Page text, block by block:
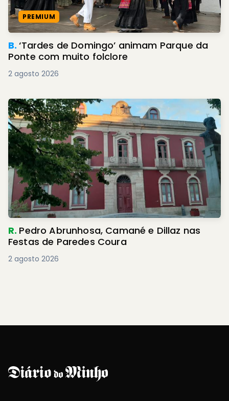
PREMIUM
B.‘Tardes de Domingo’ animam Parque da
Ponte com muito folclore
2 agosto 2026
R. Pedro Abrunhosa, Camané e Dillaz nas
Festas de Paredes Coura
2 agosto 2026